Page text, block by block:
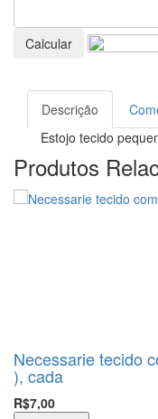
Calcular
Descrição
Estojo tecido
Produtos
Necessarie tecido
), cada
R$7,00